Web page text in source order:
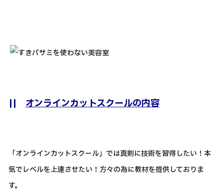
|| オンラインカットスクールの内容
「オンラインカットスクール」では真剣に技術を習得したい！本
気でレベルを上達させたい！方々の為に教材を提供しておりま
す。